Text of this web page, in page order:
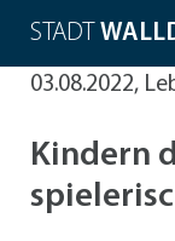
STADT
03.08.2022,
Kindern